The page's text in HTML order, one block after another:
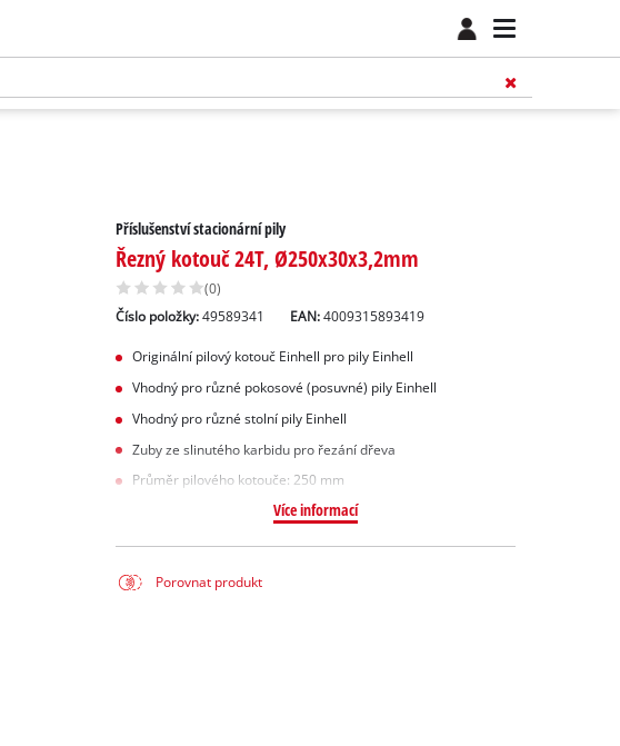
Příslušenství stacionární pily
Řezný kotouč 24T, Ø250x30x3,2mm
(0)
Číslo položky: 49589341 EAN:4009315893419
Originální pilový kotouč Einhell pro pily Einhell
Vhodný pro různé pokosové (posuvné) pily Einhell
Vhodný pro různé stolní pily Einhell
Zuby ze slinutého karbidu pro řezání dřeva
Průměr pilového kotouče: 250 mm
Více informací
Porovnat produkt